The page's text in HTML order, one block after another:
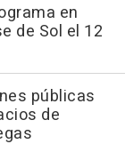
en
de Sol el 12
públicas
de